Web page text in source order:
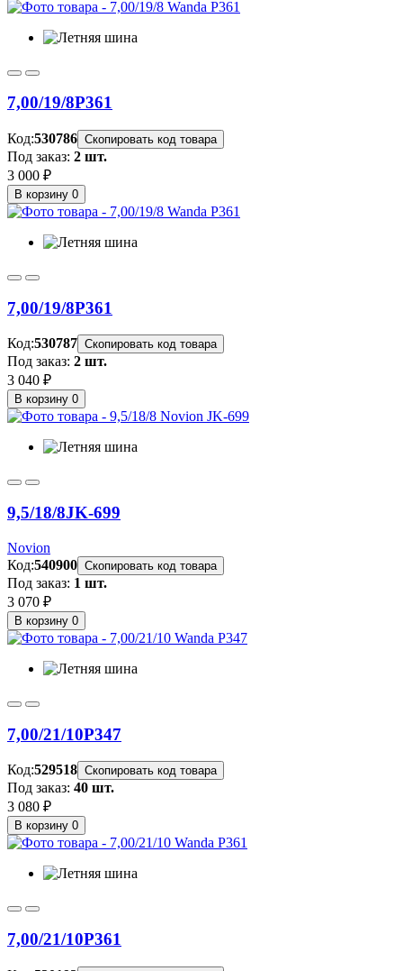
7,00/19/8P361
Код:530786 Скопировать код товара
Под заказ: 2 шт.
3 000 ₽
В корзину 0
7,00/19/8P361
Код:530787 Скопировать код товара
Под заказ: 2 шт.
3 040 ₽
В корзину 0
9,5/18/8JK-699
Novion
Код:540900 Скопировать код товара
Под заказ: 1 шт.
3 070 ₽
В корзину 0
7,00/21/10P347
Код:529518 Скопировать код товара
Под заказ: 40 шт.
3 080 ₽
В корзину 0
7,00/21/10P361